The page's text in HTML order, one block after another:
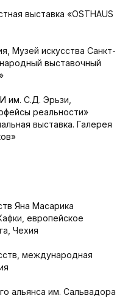
выставка «OSTHAUS
Музей искусства Санкт-
выставочный
им. С.Д. Эрьзи,
реальности»
выставка. Галерея
Яна Масарика
европейское
Чехия
международная
альянса им. Сальвадора